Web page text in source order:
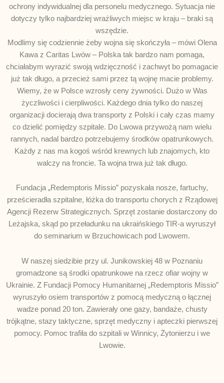
ochrony indywidualnej dla personelu medycznego. Sytuacja nie
dotyczy tylko najbardziej wrażliwych miejsc w kraju – braki są
wszędzie.
Modlimy się codziennie żeby wojna się skończyła – mówi Olena
Kawa z Caritas Lwów – Polska tak bardzo nam pomaga,
chciałabym wyrazić swoją wdzięczność i zachwyt bo pomagacie
już tak długo, a przecież sami przez tą wojnę macie problemy.
Wiemy, że w Polsce wzrosły ceny żywności. Dużo w Was
życzliwości i cierpliwości. Każdego dnia tylko do naszej
organizacji docierają dwa transporty z Polski i cały czas mamy
co dzielić pomiędzy szpitale. Do Lwowa przywożą nam wielu
rannych, nadal bardzo potrzebujemy środków opatrunkowych.
Każdy z nas ma kogoś wśród krewnych lub znajomych, kto
walczy na froncie. Ta wojna trwa już tak długo.
Fundacja „Redemptoris Missio” pozyskała nosze, fartuchy,
prześcieradła szpitalne, łóżka do transportu chorych z Rządowej
Agencji Rezerw Strategicznych. Sprzęt zostanie dostarczony do
Leżajska, skąd po przeładunku na ukraińskiego TIR-a wyruszył
do seminarium w Brzuchowicach pod Lwowem.
W naszej siedzibie przy ul. Junikowskiej 48 w Poznaniu
gromadzone są środki opatrunkowe na rzecz ofiar wojny w
Ukrainie. Z Fundacji Pomocy Humanitarnej „Redemptoris Missio”
wyruszyło osiem transportów z pomocą medyczną o łącznej
wadze ponad 20 ton. Zawierały one gazy, bandaże, chusty
trójkątne, stazy taktyczne, sprzęt medyczny i apteczki pierwszej
pomocy. Pomoc trafiła do szpitali w Winnicy, Żytonierzu i we
Lwowie.